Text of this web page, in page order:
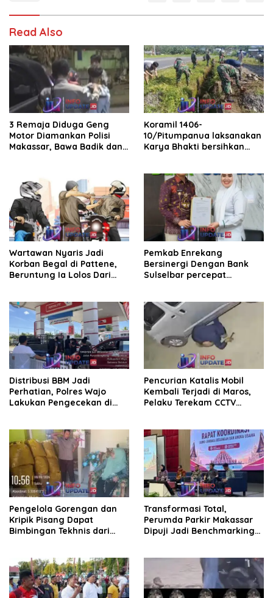
Read Also
3 Remaja Diduga Geng
Motor Diamankan Polisi
Makassar, Bawa Badik dan
Koramil 1406-
10/Pitumpanua laksanakan
Karya Bhakti bersihkan
Wartawan Nyaris Jadi
Korban Begal di Pattene,
Beruntung Ia Lolos Dari
Pemkab Enrekang
Bersinergi Dengan Bank
Sulselbar percepat
Lampu Hias
Distribusi BBM Jadi
Perhatian, Polres Wajo
Lakukan Pengecekan di
Pencurian Katalis Mobil
Kembali Terjadi di Maros,
Pelaku Terekam CCTV
Pengelola Gorengan dan
Kripik Pisang Dapat
Bimbingan Tekhnis dari
Transformasi Total,
Perumda Parkir Makassar
Dipuji Jadi Benchmarking